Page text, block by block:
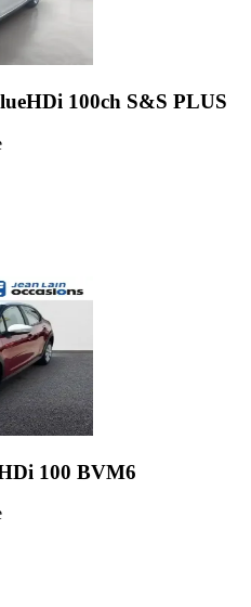
100ch S&S PLUS
100 BVM6